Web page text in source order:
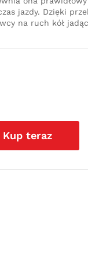
jazdy. Dzięki
na ruch kół
Kup teraz